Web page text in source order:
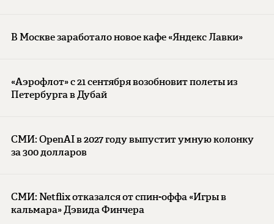
В Москве заработало новое кафе «Яндекс Лавки»
«Аэрофлот» с 21 сентября возобновит полеты из
Петербурга в Дубай
СМИ: OpenAI в 2027 году выпустит умную колонку
за 300 долларов
СМИ: Netflix отказался от спин-оффа «Игры в
кальмара» Дэвида Финчера